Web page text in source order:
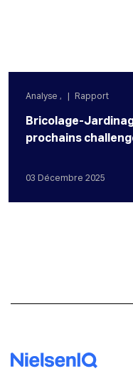
Analyse , Rapport
Bricolage-
prochains
03 Décembre 2025